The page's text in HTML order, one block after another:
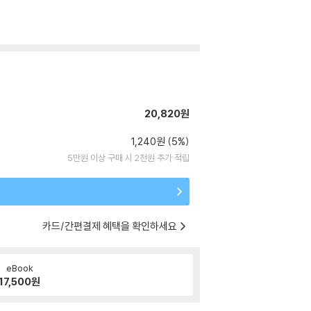
20,820원
1,240원 (5%)
5만원 이상 구매 시 2천원 추가 적립
카드/간편결제 혜택을 확인하세요
eBook
원